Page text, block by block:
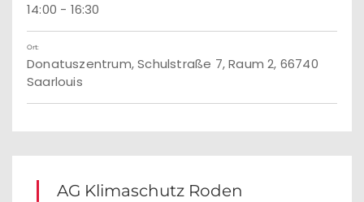
14:00 - 16:30
Ort:
Donatuszentrum, Schulstraße 7, Raum 2, 66740
Saarlouis
AG Klimaschutz Roden